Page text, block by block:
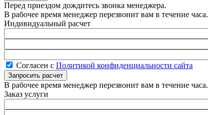
Перед приездом дождитесь звонка менеджера.
В рабочее время менеджер перезвонит вам в течение часа.
Индивидуальный расчет
Согласен с Политикой конфиденциальности сайта
В рабочее время менеджер перезвонит вам в течение часа.
Заказ услуги